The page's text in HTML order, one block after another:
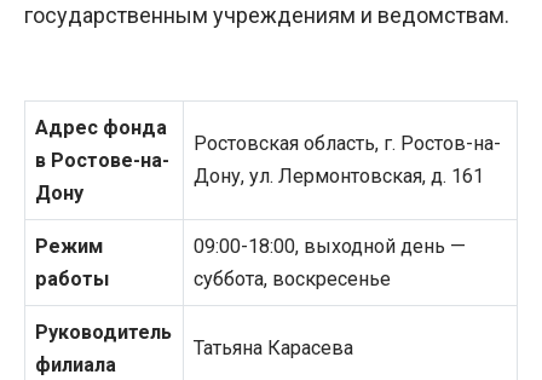
государственным учреждениям и ведомствам.
Адрес фонда
в Ростове-на-
Дону
Ростовская область, г. Ростов-на-
Дону, ул. Лермонтовская, д. 161
Режим
работы
09:00-18:00, выходной день —
суббота, воскресенье
Руководитель
филиала
Татьяна Карасева